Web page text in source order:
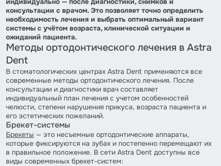
консультации с врачом. Это позволяет точно определить
необходимость лечения и выбрать оптимальный вариант
системы с учётом возраста, клинической ситуации и
ожиданий пациента.
Методы ортодонтического лечения в Astra
Dent
В стоматологических центрах Astra Dent применяются все
современные методы ортодонтического лечения. После
консультации и диагностики врач составляет
индивидуальный план лечения с учетом особенностей
челюсти, степени нарушения прикуса, возраста пациента и
его эстетических пожеланий.
Брекет-системы
Брекеты — это несъемные ортодонтические аппараты,
которые фиксируются на зубах и постепенно перемещают их
в правильное положение. В сети Astra Dent доступны все
виды современных брекет-систем: